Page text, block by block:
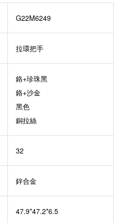
G22M6249
拉環把手
鉻+珍珠黑
鉻+沙金
黑色
銅拉絲
32
鋅合金
47.9*47.2*6.5